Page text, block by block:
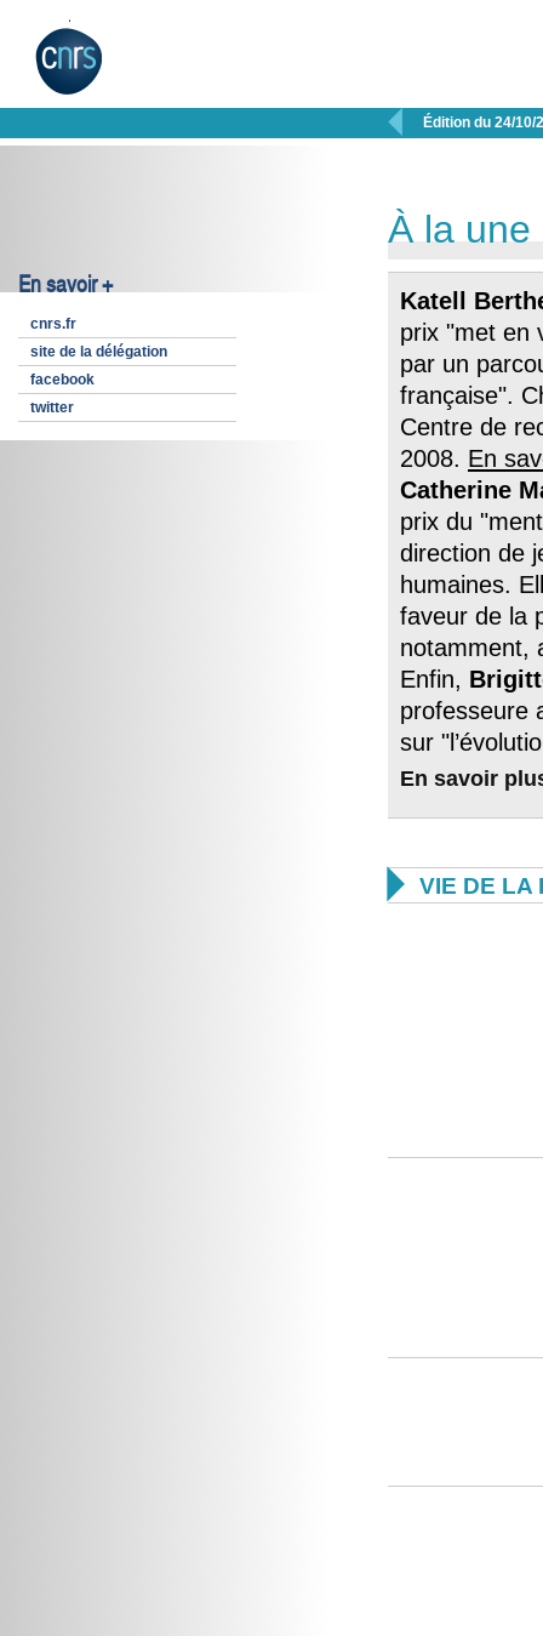
 Édition du 24/10/
En savoir +
cnrs.fr
site de la délégation
facebook
twitter
À la une
Katell
prix "met en
par un
française".
Centre de
2008. En
Catherine
prix du
direction de
humaines.
faveur de la
notamment,
Enfin,
professeure
sur
En savoir
 VIE DE LA